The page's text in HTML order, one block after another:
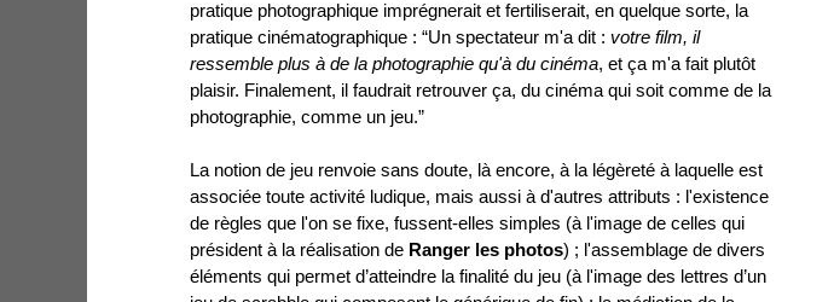
pratique photographique imprégnerait et fertiliserait, en quelque sorte, la
pratique cinématographique : “Un spectateur m'a dit : votre film, il
ressemble plus à de la photographie qu'à du cinéma, et ça m'a fait plutôt
plaisir. Finalement, il faudrait retrouver ça, du cinéma qui soit comme de la
photographie, comme un jeu.”
La notion de jeu renvoie sans doute, là encore, à la légèreté à laquelle est
associée toute activité ludique, mais aussi à d'autres attributs : l'existence
de règles que l'on se fixe, fussent-elles simples (à l'image de celles qui
président à la réalisation de Ranger les photos) ; l'assemblage de divers
éléments qui permet d’atteindre la finalité du jeu (à l'image des lettres d’un